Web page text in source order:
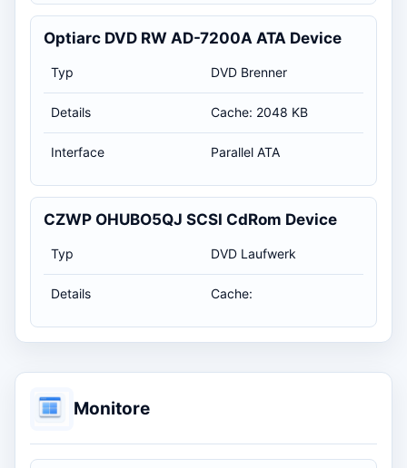
Optiarc DVD RW AD-7200A ATA Device
Typ DVD Brenner
Details Cache: 2048 KB
Interface Parallel ATA
CZWP OHUBO5QJ SCSI CdRom Device
Typ DVD Laufwerk
Details Cache:
Monitore